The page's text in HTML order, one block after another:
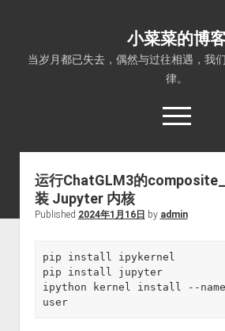
小菜菜的博
当岁月都已失去，偶然与过往相遇，我
律。
open
menu
运行ChatGLM3的
装 Jupyter 内核
Published 2024年1月16日 by admin
pip install ipykernel
pip install jupyter
ipython kernel install --
user